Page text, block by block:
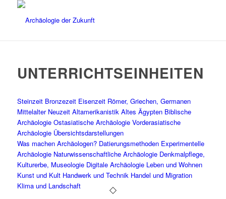
UNTERRICHTSEINHEITEN
Steinzeit Bronzezeit Eisenzeit Römer, Griechen, Germanen
Mittelalter Neuzeit Altamerikanistik Altes Ägypten Biblische
Archäologie Ostasiatische Archäologie Vorderasiatische
Archäologie Übersichtsdarstellungen
Was machen Archäologen? Datierungsmethoden Experimentelle
Archäologie Naturwissenschaftliche Archäologie Denkmalpflege,
Kulturerbe, Museologie Digitale Archäologie Leben und Wohnen
Kunst und Kult Handwerk und Technik Handel und Migration
Klima und Landschaft